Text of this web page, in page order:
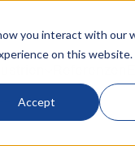
you interact with our
on this
Accept